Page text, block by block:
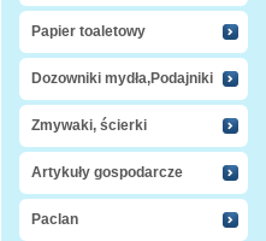
Papier toaletowy
Dozowniki mydła,Podajniki
Zmywaki, ścierki
Artykuły gospodarcze
Paclan